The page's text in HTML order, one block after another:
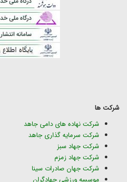
شرکت ها
شرکت نهاده های دامی جاهد
شرکت سرمایه گذاری جاهد
شرکت جهاد سبز
شرکت جهاد زمزم
شرکت جهان صادرات سینا
موسسه ورزشی جهادگران